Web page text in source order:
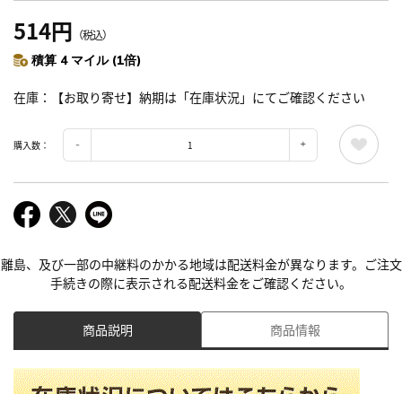
514円 （税込）
積算 4 マイル (1倍)
在庫 【お取り寄せ】納期は「在庫状況」にてご確認ください
購入数：
離島、及び一部の中継料のかかる地域は配送料金が異なります。ご注文
手続きの際に表示される配送料金をご確認ください。
商品説明 商品情報